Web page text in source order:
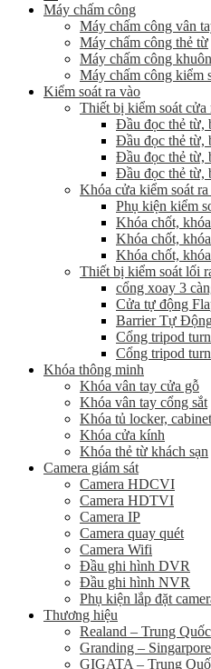
Máy chấm công
Máy chấm công vân
Máy chấm công thẻ từ
Máy chấm công
Máy chấm công kiểm
Kiểm soát ra vào
Thiết bị kiểm soát cửa
Đầu đọc thẻ từ,
Đầu đọc thẻ từ,
Đầu đọc thẻ từ,
Đầu đọc thẻ từ,
Khóa cửa kiểm soát
Phụ kiện kiểm
Khóa chốt,
Khóa chốt,
Khóa chốt,
Thiết bị kiểm soát lối
cổng xoay 3
Cửa tự động
Barrier Tự
Cổng tripod
Cổng tripod
Khóa thông minh
Khóa vân tay cửa gỗ
Khóa vân tay cổng sắt
Khóa tủ locker, cabinet
Khóa cửa kính
Khóa thẻ từ khách sạn
Camera giám sát
Camera HDCVI
Camera HDTVI
Camera IP
Camera quay quét
Camera Wifi
Đầu ghi hình DVR
Đầu ghi hình NVR
Phụ kiện lắp đặt
Thương hiệu
Realand – Trung Quốc
Granding – Singarpore
GIGATA – Trung